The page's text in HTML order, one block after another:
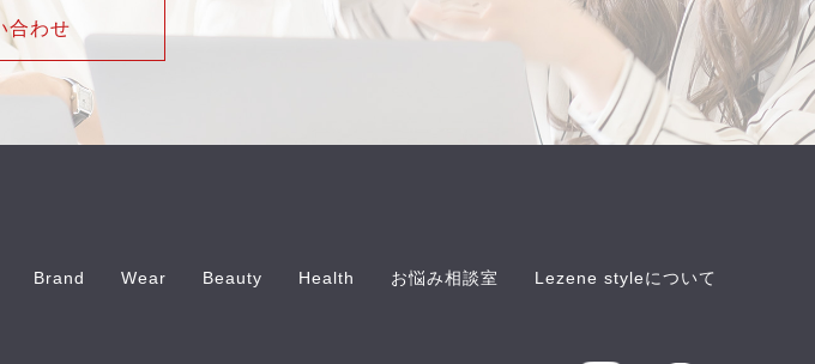
合わせ
Brand Wear Beauty Health お悩み相談室 Lezene styleについて